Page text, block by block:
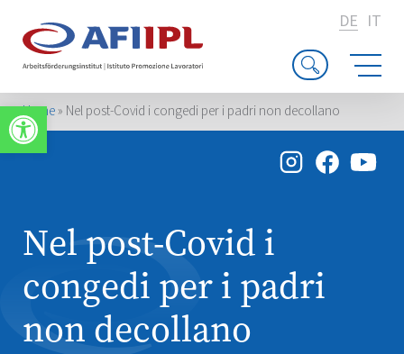
Werkzeugleiste öffnen
DE IT
Home» Nel post-Covid i congedi per i padri non decollano
Nel post-Covid i
congedi per i padri
non decollano